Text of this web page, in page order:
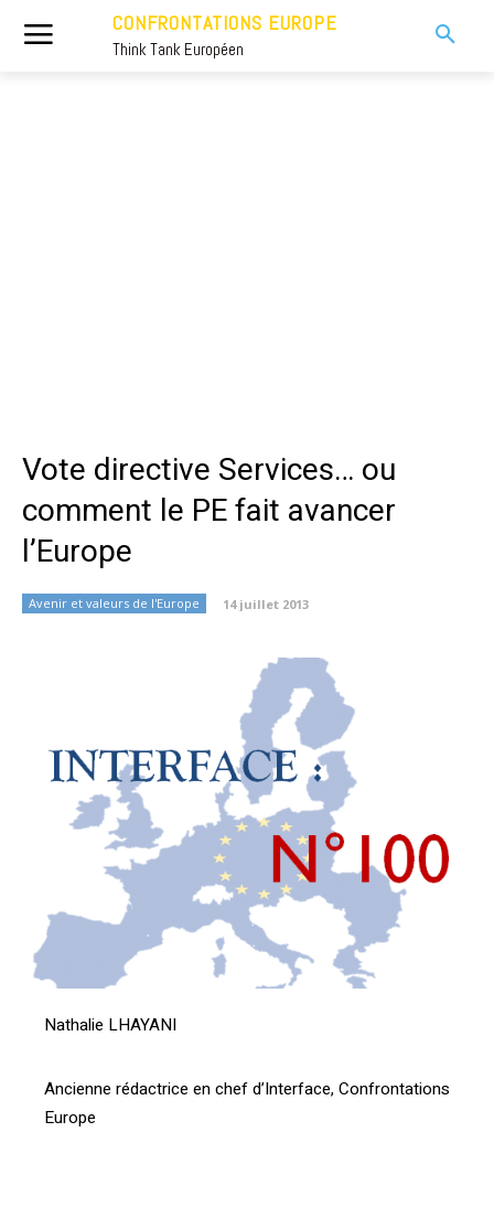
CONFRONTATIONS EUROPE
Think Tank Européen
Vote directive Services… ou
comment le PE fait avancer
l’Europe
Avenir et valeurs de l'Europe 14 juillet 2013
Nathalie LHAYANI
Ancienne rédactrice en chef d’Interface, Confrontations
Europe